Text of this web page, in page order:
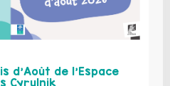
d’Août de l’Espace
Cyrulnik